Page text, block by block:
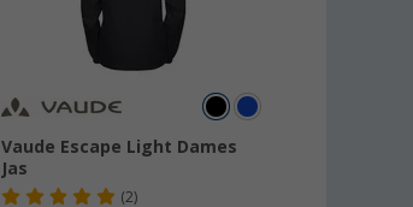
Vaude Escape Light Dames
Jas
(2)